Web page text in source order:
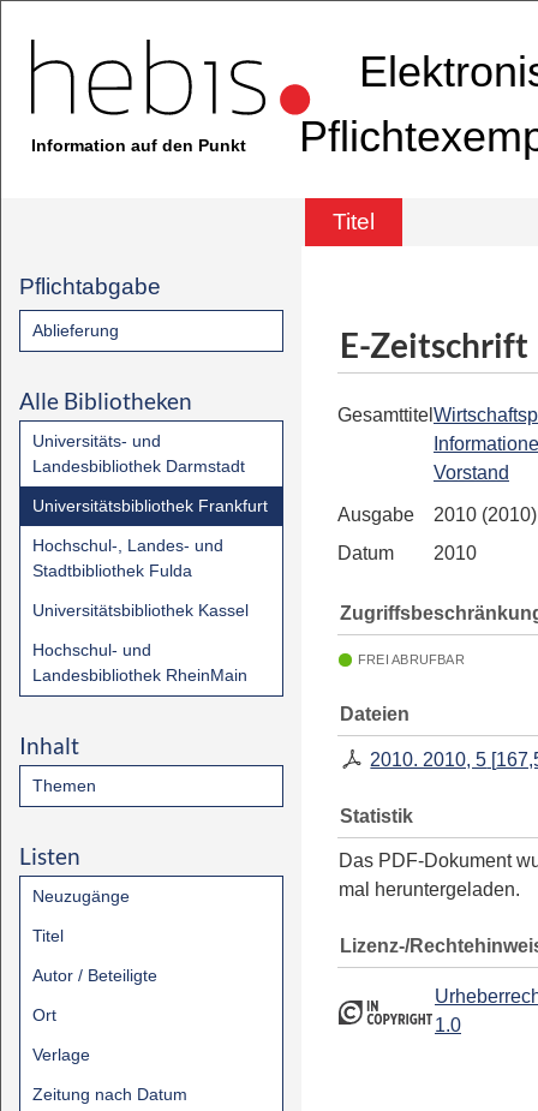
Information auf den Punkt
Titel
Pflichtabgabe
Ablieferung
Alle Bibliotheken
Universitäts- und
Landesbibliothek Darmstadt
Universitätsbibliothek Frankfurt
Hochschul-, Landes- und
Stadtbibliothek Fulda
Universitätsbibliothek Kassel
Hochschul- und
Landesbibliothek RheinMain
Inhalt
Themen
Listen
Neuzugänge
Titel
Autor / Beteiligte
Ort
Verlage
Zeitung nach Datum
E-Zeitschrift
Gesamttitel
Vorstand
Ausgabe
2010
Datum
2010
FREI ABRUFBAR
Dateien
2010. 2010, 5 [
Statistik
Das PDF-Dokument
mal heruntergeladen.
Lizenz-/
1.0